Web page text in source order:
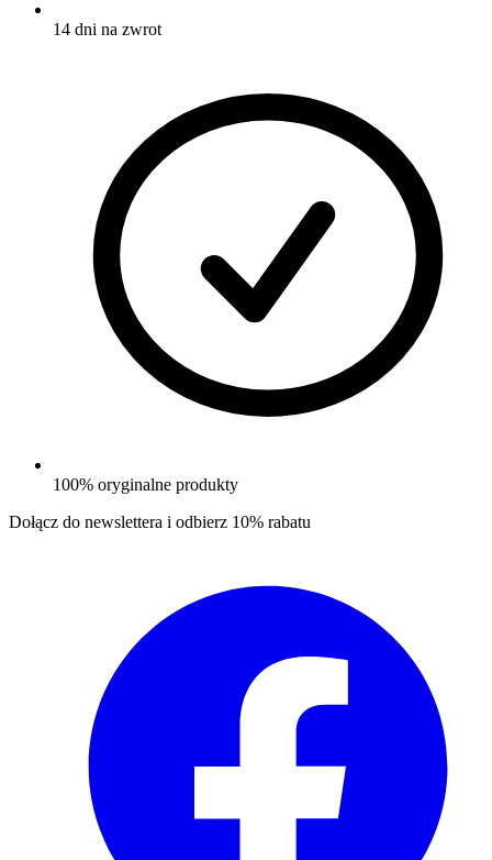
14 dni na zwrot
100% oryginalne produkty
Dołącz do newslettera i odbierz 10% rabatu